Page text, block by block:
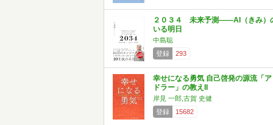
２０３４ 未来予測――AI（きみ）
いる明日
中島聡
登録
293
幸せになる勇気 自己啓発の源流「ア
ドラー」の教えII
岸見 一郎,古賀 史健
登録
15682